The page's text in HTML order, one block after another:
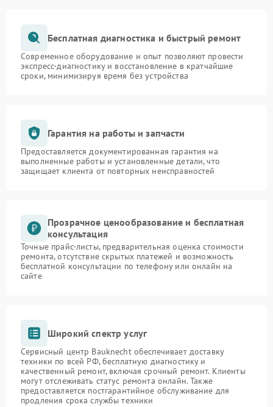
Бесплатная диагностика и быстрый ремонт
Современное оборудование и опыт позволяют провести
экспресс-диагностику и восстановление в кратчайшие
сроки, минимизируя время без устройства
Гарантия на работы и запчасти
Предоставляется документированная гарантия на
выполненные работы и установленные детали, что
защищает клиента от повторных неисправностей
Прозрачное ценообразование и бесплатная
консультация
Точные прайс-листы, предварительная оценка стоимости
ремонта, отсутствие скрытых платежей и возможность
бесплатной консультации по телефону или онлайн на
сайте
Широкий спектр услуг
Сервисный центр Bauknecht обеспечивает доставку
техники по всей РФ, бесплатную диагностику и
качественный ремонт, включая срочный ремонт. Клиенты
могут отслеживать статус ремонта онлайн. Также
предоставляется постгарантийное обслуживание для
продления срока службы техники